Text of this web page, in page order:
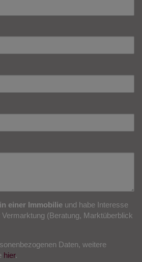
einer Immobilieund habe Interesse
(Beratung, Marktüberblick
Daten, weitere